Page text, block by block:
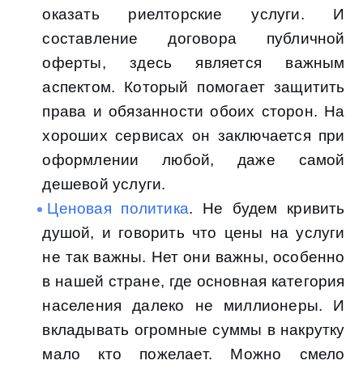
оказать риелторские услуги. И
составление договора публичной
оферты, здесь является важным
аспектом. Который помогает защитить
права и обязанности обоих сторон. На
хороших сервисах он заключается при
оформлении любой, даже самой
дешевой услуги.
Ценовая политика. Не будем кривить
душой, и говорить что цены на услуги
не так важны. Нет они важны, особенно
в нашей стране, где основная категория
населения далеко не миллионеры. И
вкладывать огромные суммы в накрутку
мало кто пожелает. Можно смело